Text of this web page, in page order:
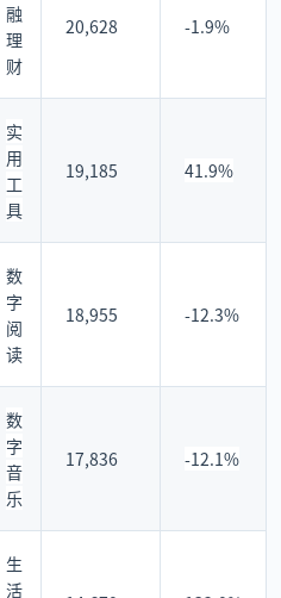
融
理
财
20,628 -1.9%
实
用
工
具
19,185 41.9%
数
字
阅
读
18,955 -12.3%
数
字
音
乐
17,836 -12.1%
生
活